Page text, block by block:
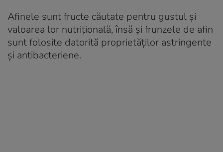
Afinele sunt fructe căutate pentru gustul și
valoarea lor nutrițională, însă și frunzele de afin
sunt folosite datorită proprietăților astringente
și antibacteriene.